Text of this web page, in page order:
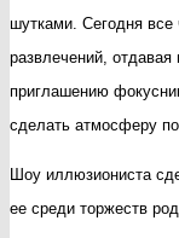
шутками. Сегодня
развлечений,
приглашению
сделать атмосферу
Шоу иллюзиониста
ее среди торжеств